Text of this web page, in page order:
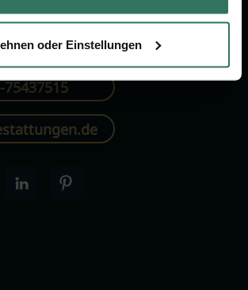
oder Einstellungen
SIE UNS
75437515